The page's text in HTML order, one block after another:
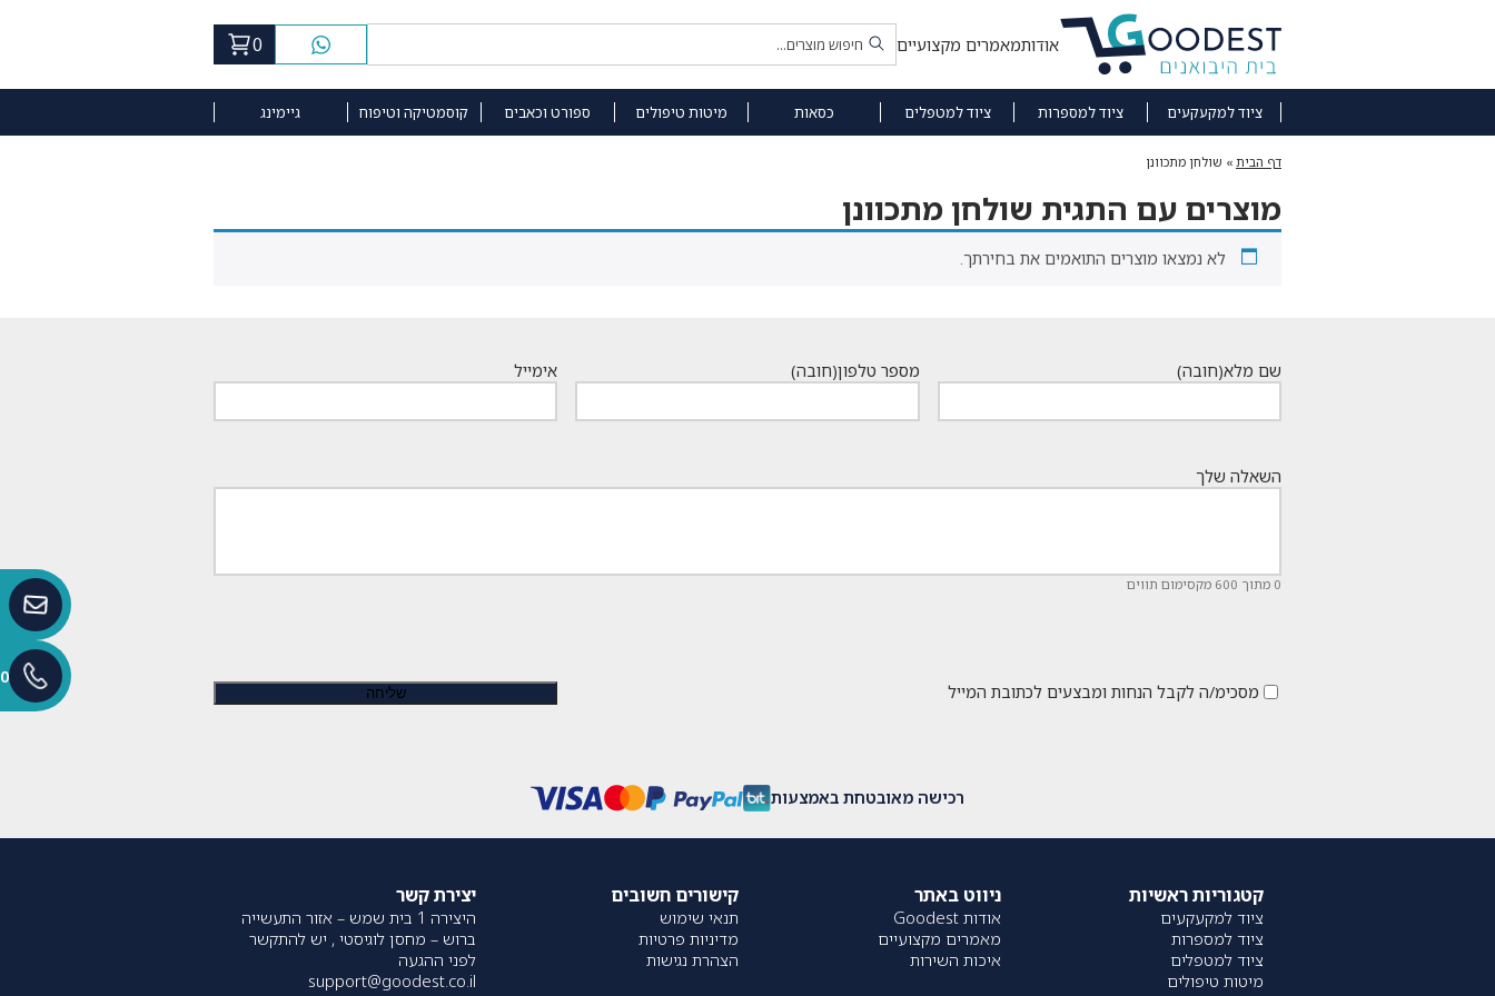
אודותמאמרים מקצועיים 0
ציוד למקעקעים ציוד למספרות ציוד למטפלים כסאות מיטות טיפולים ספורט וכאבים קוסמטיקה וטיפוח גיימינג
דף הבית » שולחן מתכוונן
מוצרים עם התגית שולחן מתכוונן
לא נמצאו מוצרים התואמים את בחירתך.
שם מלא(חובה) מספר טלפון(חובה) אימייל
השאלה שלך
0 מתוך 600 מקסימום תווים
מסכימ/ה לקבל הנחות ומבצעים לכתובת המייל
רכישה מאובטחת באמצעות
קטגוריות ראשיות
ציוד למקעקעים
ציוד למספרות
ציוד למטפלים
מיטות טיפולים
ניווט באתר
אודות Goodest
מאמרים מקצועיים
איכות השירות
קישורים חשובים
תנאי שימוש
מדיניות פרטיות
הצהרת נגישות
יצירת קשר
היצירה 1 בית שמש – אזור התעשייה
ברוש – מחסן לוגיסטי , יש להתקשר
לפני ההגעה
support@goodest.co.il